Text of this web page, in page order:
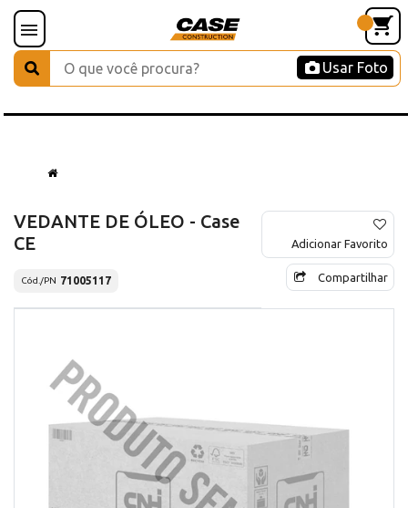
Usar Foto
VEDANTE DE ÓLEO - Case
CE
Cód./PN 71005117
Adicionar Favorito
Compartilhar